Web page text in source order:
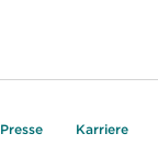
Presse Karriere